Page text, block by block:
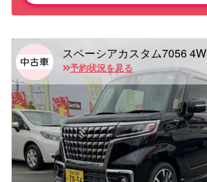
スペーシアカスタム7056
予約状況を見る